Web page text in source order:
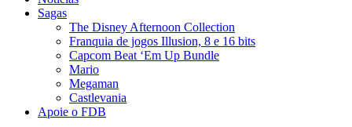
Sagas
The Disney Afternoon Collection
Franquia de jogos Illusion, 8 e 16 bits
Capcom Beat ‘Em Up Bundle
Mario
Megaman
Castlevania
Apoie o FDB